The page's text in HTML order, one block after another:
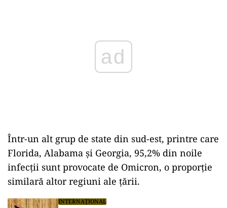
Într-un alt grup de state din sud-est, printre care
Florida, Alabama şi Georgia, 95,2% din noile
infecţii sunt provocate de Omicron, o proporţie
similară altor regiuni ale ţării.
INTERNAȚIONAL